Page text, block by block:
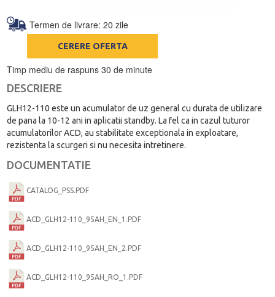
Termen de livrare: 20 zile
CERERE OFERTA
Timp mediu de raspuns 30 de minute
DESCRIERE
GLH12-110 este un acumulator de uz general cu durata de utilizare
de pana la 10-12 ani in aplicatii standby. La fel ca in cazul tuturor
acumulatorilor ACD, au stabilitate exceptionala in exploatare,
rezistenta la scurgeri si nu necesita intretinere.
DOCUMENTATIE
CATALOG_PSS.PDF
ACD_GLH12-110_95AH_EN_1.PDF
ACD_GLH12-110_95AH_EN_2.PDF
ACD_GLH12-110_95AH_RO_1.PDF